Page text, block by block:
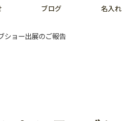
ブログ 名入
ョー出展のご報告